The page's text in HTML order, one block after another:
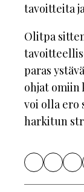
tavoitteita
Olitpa
paras
ohjat omiin
voi olla ero
harkitun